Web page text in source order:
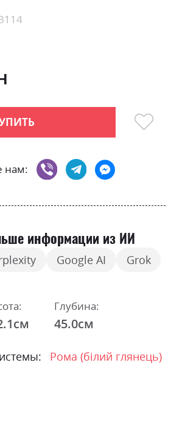
нам:
информации из ИИ
Google AI Grok
Глубина:
45.0см
Рома (білий глянець)